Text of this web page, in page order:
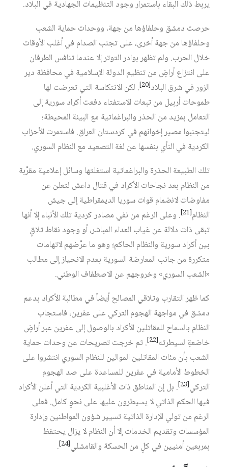
يربط ذلك البقاء باستمرار وجود التنظيمات الجهادية في البلاد.
حرصت دمشق وحلفاؤها من جهة، ووحدات حماية الشعب
وحلفاؤها من جهة أخرى، على تجنب الصدام في أغلب الأوقات
خلال الحرب. ولم تظهر بوادر التوتر إلا عندما تنافس الطرفان
على انتزاع أراضٍ من تنظيم الدولة الإسلامية في محافظة دير
الزور في شرق البلاد[20]
. لكن الانتكاسة التي تعرضت لها
طموحات أربيل من تبعات الاستفتاء دفعت أكراد سورية إلى
التعامل بمزيد من الحذر والبراغماتية مع البيئة المحيطة؛
ليتجنبوا مصير إخوانهم في كردستان العراق. فاستمرت الأحزاب
الكردية في النأي بنفسها عن لغة التصعيد مع النظام السوري.
تلك الطبيعة الحذرة والبراغماتية استغلتها وسائل إعلامية مقرَّبة
من النظام بعد نجاحات الأكراد في قتال داعش لتعلن عن
مفاوضات لانضمام قوات سوريا الديمقراطية إلى جيش
النظام[21]
. وعلى الرغم من نفي مصادر كردية تلك الأنباء إلا أنها
تبقى ذات دلالة عن غياب العداء المباشر، أو وجود نقاط تلاقٍ
بين أكراد سورية والنظام الحاكم؛ وهو ما عرَّضهم لاتهامات
متكررة من جانب المعارضة السورية بعدم الانحياز إلى مطالب
«الشعب السوري» وخروجهم عن الاصطفاف الوطني.
كما ظهر التقارب وتلاقي المصالح أيضاً في مطالبة الأكراد بدعم
دمشق في مواجهة الهجوم التركي على عفرين، فاستجاب
النظام بالسماح للمقاتلين الأكراد بالوصول إلى عفرين عبر أراضٍ
خاضعةٍ لسيطرته[22]
. ثم خرجت تصريحات عن وحدات حماية
الشعب بأن مئات المقاتلين الموالين للنظام السوري انتشروا على
الخطوط الأمامية في عفرين للمساعدة على صد الهجوم
التركي[23]
. بل إن المناطق ذات الأغلبية الكردية التي أعلن الأكراد
فيها الحكم الذاتي لا يسيطرون عليها على نحوٍ كامل. فعلى
الرغم من تولي الإدارة الذاتية تسيير شؤون المواطنين وإدارة
المؤسسات وتقديم الخدمات إلا أن النظام لا يزال يحتفظ
بمربعين أمنيين في كلٍ من الحسكة والقامشلي[24]
.